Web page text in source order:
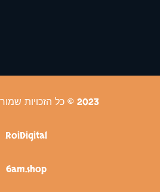
2023 © כל הזכויות שמורות ל Buy24
RoiDigital
6am.shop